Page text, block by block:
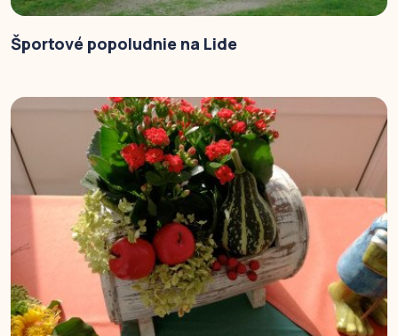
Športové popoludnie na Lide